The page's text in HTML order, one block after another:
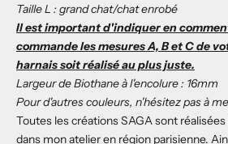
Taille L : grand chat/chat enrobé
Il est important d'indiquer en
commande les mesures A, B et C de
harnais soit réalisé au plus juste.
Largeur de Biothane à l'encolure : 16mm
Pour d'autres couleurs, n'hésitez pas à
Toutes les créations SAGA sont réalisées
dans mon atelier en région parisienne.